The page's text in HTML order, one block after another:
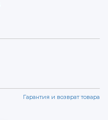
Гарантия и возврат товара